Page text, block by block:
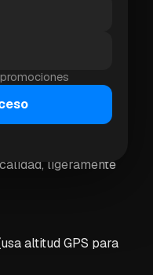
larga (11 días vs
en la práctica)
premium
ligeramente
altitud GPS para